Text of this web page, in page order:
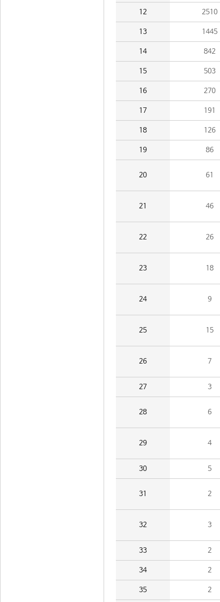
12 2510
13 1445
14 842
15 503
16 270
17 191
18 126
19 86
20 61
21 46
22 26
23 18
24 9
25 15
26 7
27 3
28 6
29 4
30 5
31 2
32 3
33 2
34 2
35 2